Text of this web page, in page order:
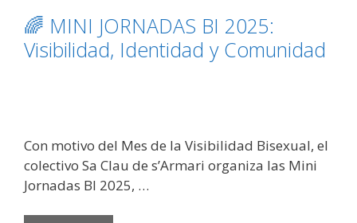
la
Diversidad
🌈 MINI JORNADAS BI 2025:
Visibilidad, Identidad y Comunidad
Con motivo del Mes de la Visibilidad Bisexual, el
colectivo Sa Clau de s’Armari organiza las Mini
Jornadas BI 2025, …